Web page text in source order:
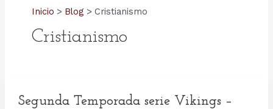
Inicio Blog Cristianismo
Cristianismo
Segunda Temporada serie Vikings –